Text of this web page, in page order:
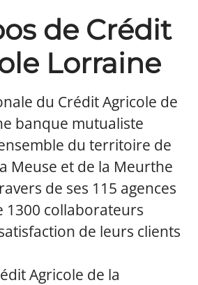
de Crédit
Lorraine
du Crédit Agricole de
banque mutualiste
du territoire de
Meuse et de la Meurthe
de ses 115 agences
1300 collaborateurs
de leurs clients
Agricole de la